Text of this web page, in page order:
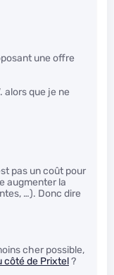
une offre
alors que je ne
pas un coût pour
augmenter la
…). Donc dire
cher possible,
côté de Prixtel?